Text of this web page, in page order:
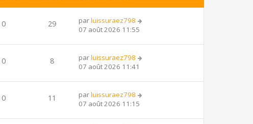
0 29 parluissuraez798
07 août 2026 11:55
0 8 parluissuraez798
07 août 2026 11:41
0 11 parluissuraez798
07 août 2026 11:15